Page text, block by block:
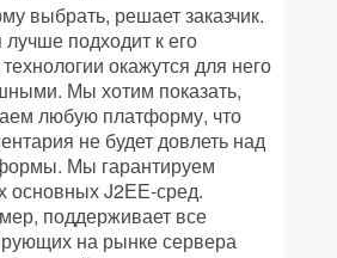
выбрать, решает заказчик.
лучше подходит к его
окажутся для него
Мы хотим показать,
любую платформу, что
не будет довлеть над
Мы гарантируем
основных J2ЕЕ-сред.
поддерживает все
на рынке сервера